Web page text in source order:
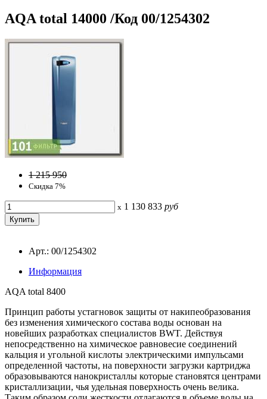
AQA total 14000 /Код 00/1254302
1 215 950
Скидка 7%
x 1 130 833 руб
Арт.: 00/1254302
Информация
AQA total 8400
Принцип работы устагновок защиты от накипеобразования
без изменения химического состава воды основан на
новейших разработках специалистов BWT. Действуя
непосредственно на химическое равновесие соединений
кальция и угольной кислоты электрическими импульсами
определенной частоты, на поверхности загрузки картриджа
образовываются нанокристаллы которые становятся центрами
кристаллизации, чья удельная поверхность очень велика.